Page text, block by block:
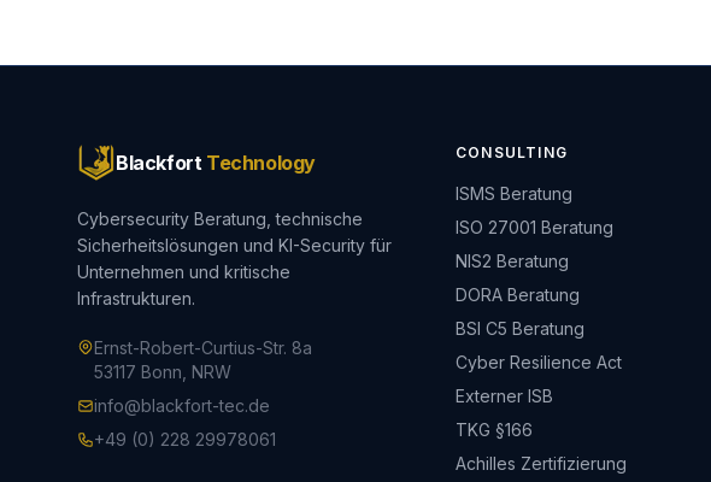
Blackfort Technology
Cybersecurity Beratung, technische
Sicherheitslösungen und KI-Security für
Unternehmen und kritische
Infrastrukturen.
Ernst-Robert-Curtius-Str. 8a
53117 Bonn, NRW
info@blackfort-tec.de
+49 (0) 228 29978061
CONSULTING
ISMS Beratung
ISO 27001 Beratung
NIS2 Beratung
DORA Beratung
BSI C5 Beratung
Cyber Resilience Act
Externer ISB
TKG §166
Achilles Zertifizierung